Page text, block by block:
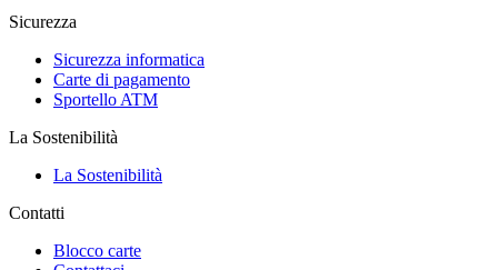
Sicurezza
Sicurezza informatica
Carte di pagamento
Sportello ATM
La Sostenibilità
La Sostenibilità
Contatti
Blocco carte